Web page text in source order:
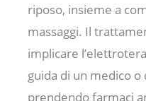
riposo, insieme a
massaggi. Il
implicare
guida di un medico
prendendo farmaci